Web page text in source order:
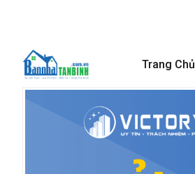
Trang Chủ